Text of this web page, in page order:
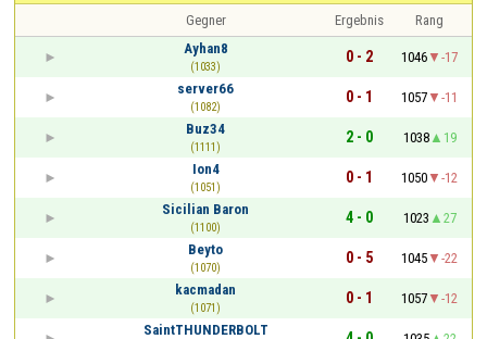
Gegner Ergebnis
Rang
Ayhan8
(1033)
0 - 2 1046
-17
server66
(1082)
0 - 1 1057
-11
Buz34
(1111)
2 - 0 1038
19
Ion4
(1051)
0 - 1 1050
-12
Sicilian Baron
(1100)
4 - 0 1023
27
Beyto
(1070)
0 - 5 1045
-22
kacmadan
(1071)
0 - 1 1057
-12
SaintTHUNDERBOLT